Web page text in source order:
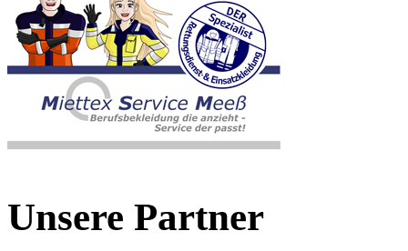
Unsere Partner